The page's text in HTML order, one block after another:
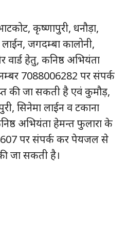
कृष्णापुरी, धनौड़ा,
लाईन, जगदम्बा कालोनी,
हेतु, कनिष्ठ अभियंता
7088006282 पर संपर्क
की जा सकती है एवं कुमौड़,
सिनेमा लाईन व टकाना
अभियंता हेमन्त फुलारा के
पर संपर्क कर पेयजल से
की जा सकती है।